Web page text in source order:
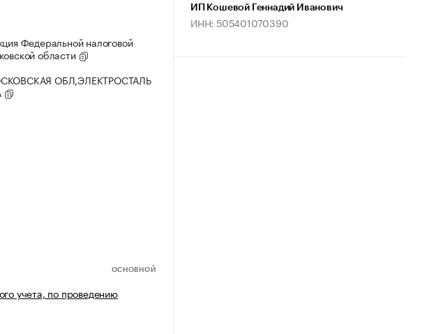
Федеральной налоговой
области
ОБЛ,ЭЛЕКТРОСТАЛЬ
ОСНОВНОЙ
учета, по проведению
ИП Кошевой Геннадий Иванович
ИНН: 505401070390